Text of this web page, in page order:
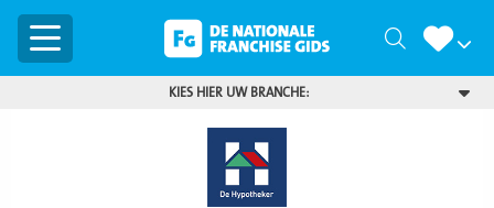
Menu Zoeken
KIES HIER UW BRANCHE: